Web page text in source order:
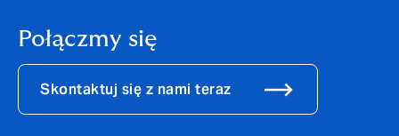
Połączmy się
Skontaktuj się z nami teraz